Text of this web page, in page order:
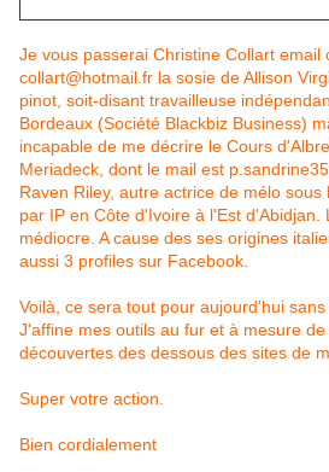
Je vous passerai Christine Collart email
collart@hotmail.fr la sosie de Allison
pinot, soit-disant travailleuse
Bordeaux (Société Blackbiz Business)
incapable de me décrire le Cours
Meriadeck, dont le mail est
Raven Riley, autre actrice de mélo
par IP en Côte d'Ivoire à l'Est d'Abidjan.
médiocre. A cause des ses origines
aussi 3 profiles sur Facebook.
Voilà, ce sera tout pour aujourd'hui
J'affine mes outils au fur et à mesure
découvertes des dessous des sites de
Super votre action.
Bien cordialement